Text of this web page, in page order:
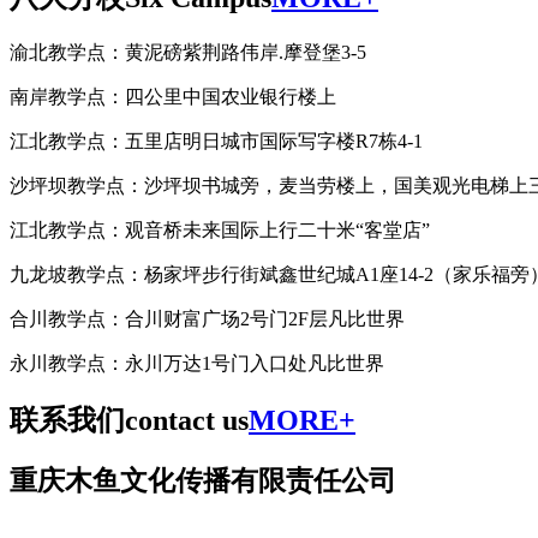
渝北教学点：黄泥磅紫荆路伟岸.摩登堡3-5
南岸教学点：四公里中国农业银行楼上
江北教学点：五里店明日城市国际写字楼R7栋4-1
沙坪坝教学点：沙坪坝书城旁，麦当劳楼上，国美观光电梯上
江北教学点：观音桥未来国际上行二十米“客堂店”
九龙坡教学点：杨家坪步行街斌鑫世纪城A1座14-2（家乐福旁
合川教学点：合川财富广场2号门2F层凡比世界
永川教学点：永川万达1号门入口处凡比世界
联系我们contact usMORE+
重庆木鱼文化传播有限责任公司